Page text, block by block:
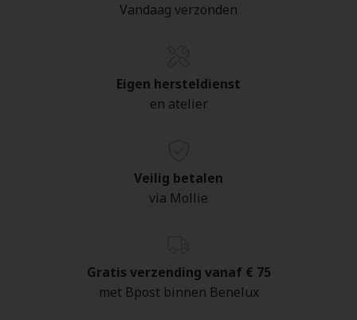
Vandaag verzonden
Eigen hersteldienst
en atelier
Veilig betalen
via Mollie
Gratis verzending vanaf € 75
met Bpost binnen Benelux